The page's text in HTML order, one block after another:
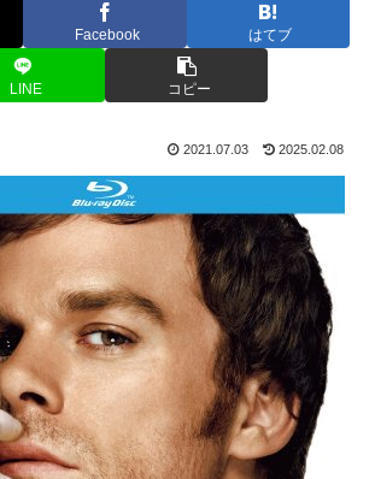
Facebook はてブ
LINE コピー
2021.07.03 2025.02.08